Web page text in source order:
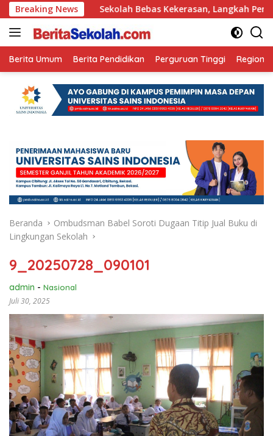
Langsung
ke
konten
Breaking News
Ini Sekolah Bebas Kekerasan, Langkah Pemkot
Berita Umum Berita Pendidikan Perguruan Tinggi Regional
Beranda
Ombudsman Babel Soroti Dugaan Titip Jual Buku di
Lingkungan Sekolah
9_20250728_090101
admin - Nasional
Juli 30, 2025